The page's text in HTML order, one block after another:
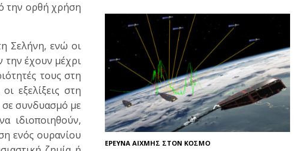
την ορθή χρήση
Σελήνη, ενώ οι
την έχουν μέχρι
τους στη
εξελίξεις στη
σε συνδυασμό με
ιδιοποιηθούν,
ενός ουρανίου
ΕΡΕΥΝΑ ΑΙΧΜΗΣ ΣΤΟΝ ΚΟΣΜΟ